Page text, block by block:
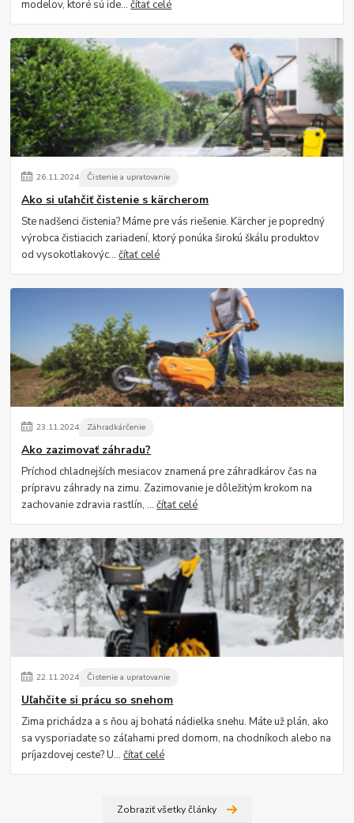
modelov, ktoré sú ide...čítať celé
26.11.2024 Čistenie a upratovanie
Ako si uľahčiť čistenie s kärcherom
Ste nadšenci čistenia? Máme pre vás riešenie. Kärcher je popredný
výrobca čistiacich zariadení, ktorý ponúka širokú škálu produktov
od vysokotlakovýc...čítať celé
23.11.2024 Záhradkárčenie
Ako zazimovať záhradu?
Príchod chladnejších mesiacov znamená pre záhradkárov čas na
prípravu záhrady na zimu. Zazimovanie je dôležitým krokom na
zachovanie zdravia rastlín, ...čítať celé
22.11.2024 Čistenie a upratovanie
Uľahčite si prácu so snehom
Zima prichádza a s ňou aj bohatá nádielka snehu. Máte už plán, ako
sa vysporiadate so záľahami pred domom, na chodníkoch alebo na
príjazdovej ceste? U...čítať celé
Zobraziť všetky články